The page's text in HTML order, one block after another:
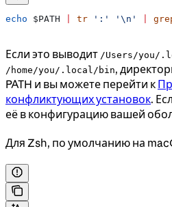
echo $PATH tr ':' '\n'
Если это выводит /Users/you/
/home/you/.local/bin,
PATH и вы можете перейти к
конфликтующих установок.
её в конфигурацию вашей
Для Zsh, по умолчанию на